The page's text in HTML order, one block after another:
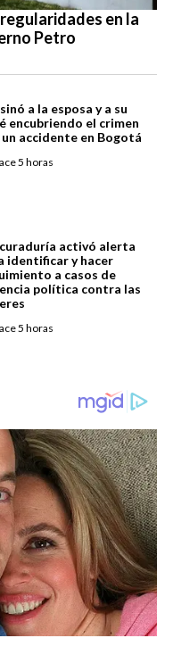
en la
Petro
a la esposa y a su
encubriendo el crimen
un accidente en Bogotá
5 horas
activó alerta
identificar y hacer
a casos de
política contra las
5 horas